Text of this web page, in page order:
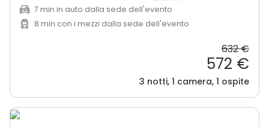
7 min in auto dalla sede dell'evento
8 min con i mezzi dalla sede dell'evento
632 €
572 €
3 notti, 1 camera, 1 ospite